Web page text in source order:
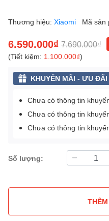
Thương hiệu: Xiaomi Mã sản
6.590.000₫ 7.690.000₫
(Tiết kiệm: 1.100.000₫)
KHUYẾN MÃI - ƯU ĐÃI
Chưa có thông tin
Chưa có thông tin
Chưa có thông tin
Số lượng: